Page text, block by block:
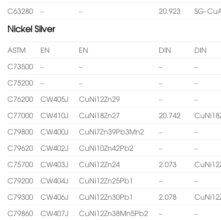
C63280
– – 20.923 SG-
Nickel Silver
ASTM EN EN DIN
DIN
C73500
– – –
–
C75200
– – –
–
C76200
CW405J CuNi12Zn29 –
–
C77000
CW410J CuNi18Zn27 20.742
C79800
CW400J CuNi7Zn39Pb3Mn2 –
–
C79620
CW402J CuNi10Zn42Pb2 –
–
C75700
CW403J CuNi12Zn24 2.073
C79200
CW404J CuNi12Zn25Pb1 –
–
C79300
CW406J CuNi12Zn30Pb1 2.078
C79860
CW407J CuNi12Zn38Mn5Pb2 –
–